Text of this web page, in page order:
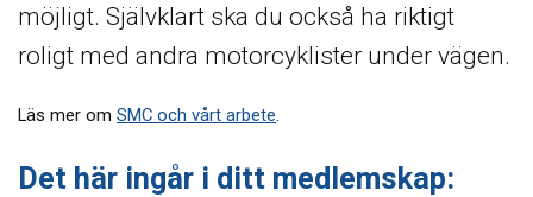
möjligt. Självklart ska du också ha riktigt
roligt med andra motorcyklister under vägen.
Läs mer om SMC och vårt arbete.
Det här ingår i ditt medlemskap: